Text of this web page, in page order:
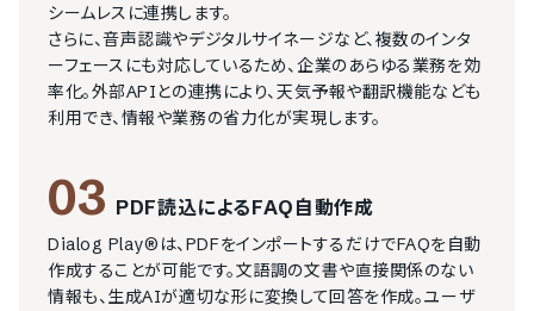
シームレスに連携します。
さらに、音声認識やデジタルサイネージなど、複数のインタ
ーフェースにも対応しているため、企業のあらゆる業務を効
率化。外部APIとの連携により、天気予報や翻訳機能なども
利用でき、情報や業務の省力化が実現します。
03 PDF読込によるFAQ自動作成
Dialog Play®は、PDFをインポートするだけでFAQを自動
作成することが可能です。文語調の文書や直接関係のない
情報も、生成AIが適切な形に変換して回答を作成。ユーザ